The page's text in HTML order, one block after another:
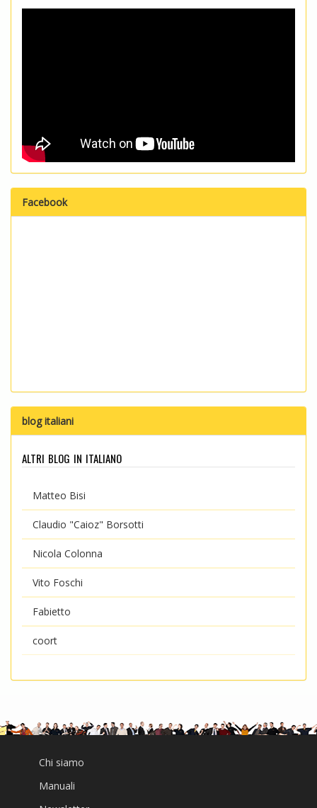
Facebook
blog italiani
altri blog in italiano
Matteo Bisi
Claudio "Caioz" Borsotti
Nicola Colonna
Vito Foschi
Fabietto
coort
Chi siamo
Manuali